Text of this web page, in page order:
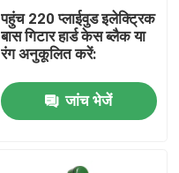
पहुंच 220 प्लाईवुड इलेक्ट्रिक
बास गिटार हार्ड केस ब्लैक या
रंग अनुकूलित करें:
जांच भेजें